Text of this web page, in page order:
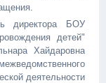
директора БОУ
детей"
Хайдаровна
деятельности